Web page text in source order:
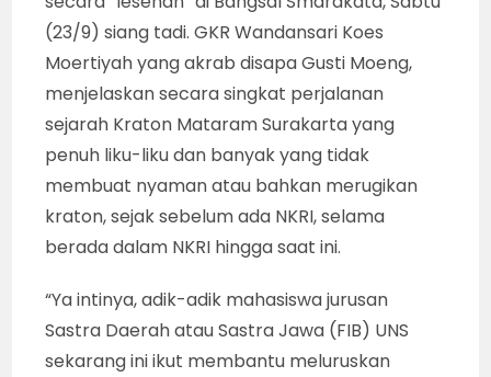
(23/9) siang tadi. GKR Wandansari Koes
Moertiyah yang akrab disapa Gusti Moeng,
menjelaskan secara singkat perjalanan
sejarah Kraton Mataram Surakarta yang
penuh liku-liku dan banyak yang tidak
membuat nyaman atau bahkan merugikan
kraton, sejak sebelum ada NKRI, selama
berada dalam NKRI hingga saat ini.
“Ya intinya, adik-adik mahasiswa jurusan
Sastra Daerah atau Sastra Jawa (FIB) UNS
sekarang ini ikut membantu meluruskan